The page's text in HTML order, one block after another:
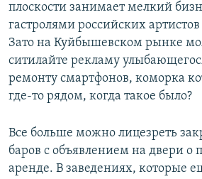
плоскости занимает мелкий
гастролями российских
Зато на Куйбышевском рынке
ситилайте рекламу
ремонту смартфонов, коморка
где-то рядом, когда такое было?
Все больше можно лицезреть
баров с объявлением на двери о
аренде. В заведениях, которые